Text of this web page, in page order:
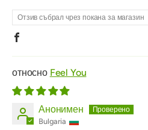
Отзив събрал чрез покана за магазин
Feel You
Анонимен
Bulgaria